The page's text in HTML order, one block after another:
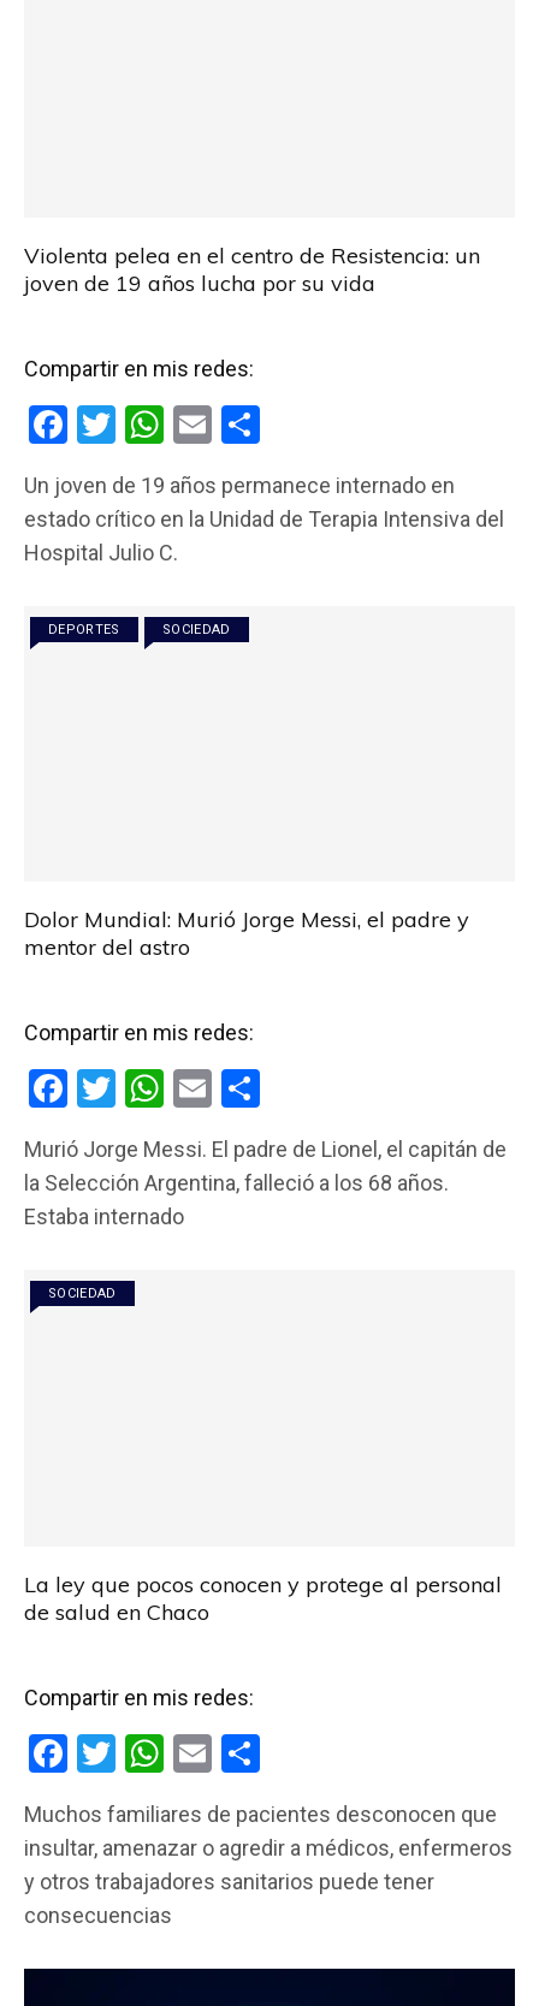
Violenta pelea en el centro de Resistencia: un
joven de 19 años lucha por su vida
Compartir en mis redes:
F
ce
b
o
k
T
tt
er
W
at
s
p
p
E
ail m
p
Un joven de 19 años permanece internado en
estado crítico en la Unidad de Terapia Intensiva del
Hospital Julio C.
DEPORTES SOCIEDAD
Dolor Mundial: Murió Jorge Messi, el padre y
mentor del astro
Compartir en mis redes:
F
ce
b
o
k
T
tt
er
W
at
s
E
ail m
p
Murió Jorge Messi. El padre de Lionel, el capitán de
la Selección Argentina, falleció a los 68 años.
Estaba internado
SOCIEDAD
La ley que pocos conocen y protege al personal
de salud en Chaco
Compartir en mis redes:
F
ce
b
o
k
T
tt
er
W
at
s
A
p
E
ail m
p
Muchos familiares de pacientes desconocen que
insultar, amenazar o agredir a médicos, enfermeros
y otros trabajadores sanitarios puede tener
consecuencias